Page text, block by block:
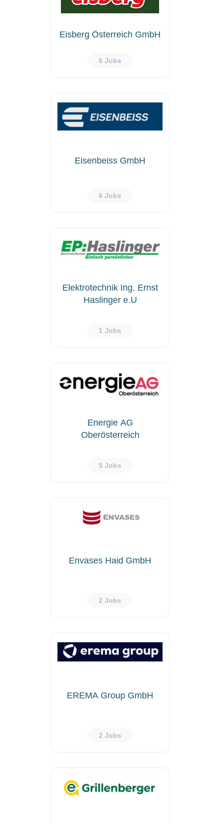
Eisberg Österreich GmbH
6 Jobs
Eisenbeiss GmbH
6 Jobs
Elektrotechnik Ing. Ernst
Haslinger e.U
1 Jobs
Energie AG
Oberösterreich
5 Jobs
Envases Haid GmbH
2 Jobs
EREMA Group GmbH
2 Jobs